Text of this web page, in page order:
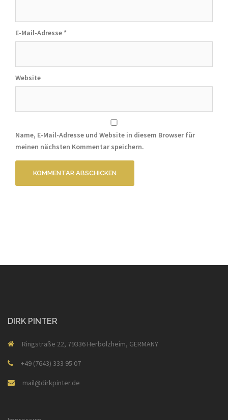
E-Mail-Adresse *
Website
Name, E-Mail-Adresse und Website in diesem Browser für
meinen nächsten Kommentar speichern.
DIRK PINTER
Ringstraße 22, 79336 Herbolzheim, GERMANY
+49 (7643) 333 95 07
mail@dirkpinter.de